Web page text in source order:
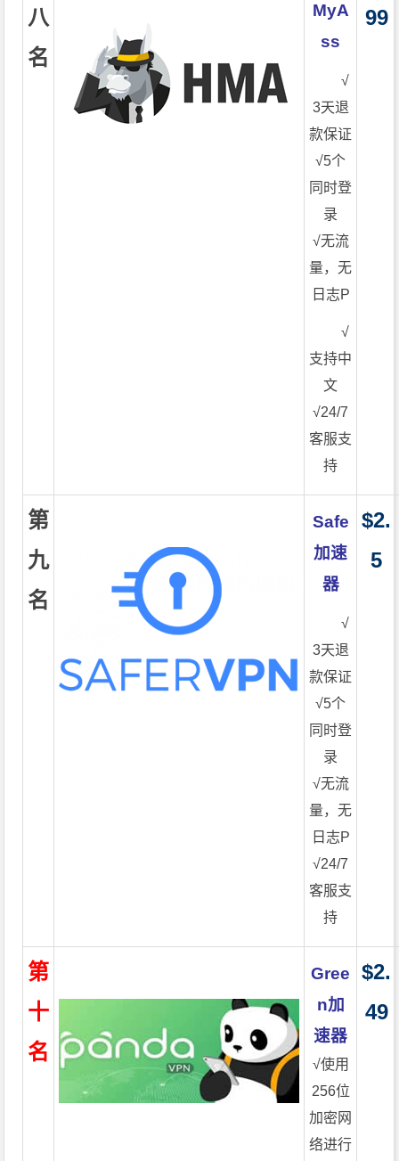
八
名
MyA
ss
√
3天退
款保证
√5个
同时登
录
√无流
量，无
日志P
√
支持中
文
√24/7
客服支
持
99
第
九
名
Safe
加速
器
√
3天退
款保证
√5个
同时登
录
√无流
量，无
日志P
√24/7
客服支
持
$2.
5
第
十
名
Gree
n加
速器
√使用
256位
加密网
络进行
$2.
49